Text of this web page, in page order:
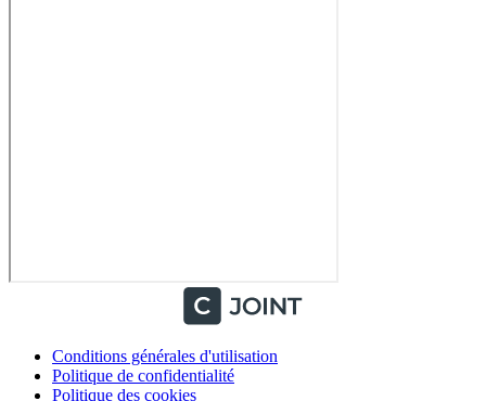
Conditions générales d'utilisation
Politique de confidentialité
Politique des cookies